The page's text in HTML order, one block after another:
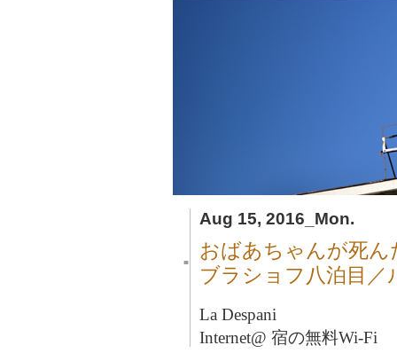
Aug 15, 2016_Mon.
■
おばあちゃんが死ん
ブラショフ八泊目／
La Despani
Internet@ 宿の無料Wi-Fi